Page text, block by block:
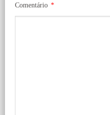
Comentário *